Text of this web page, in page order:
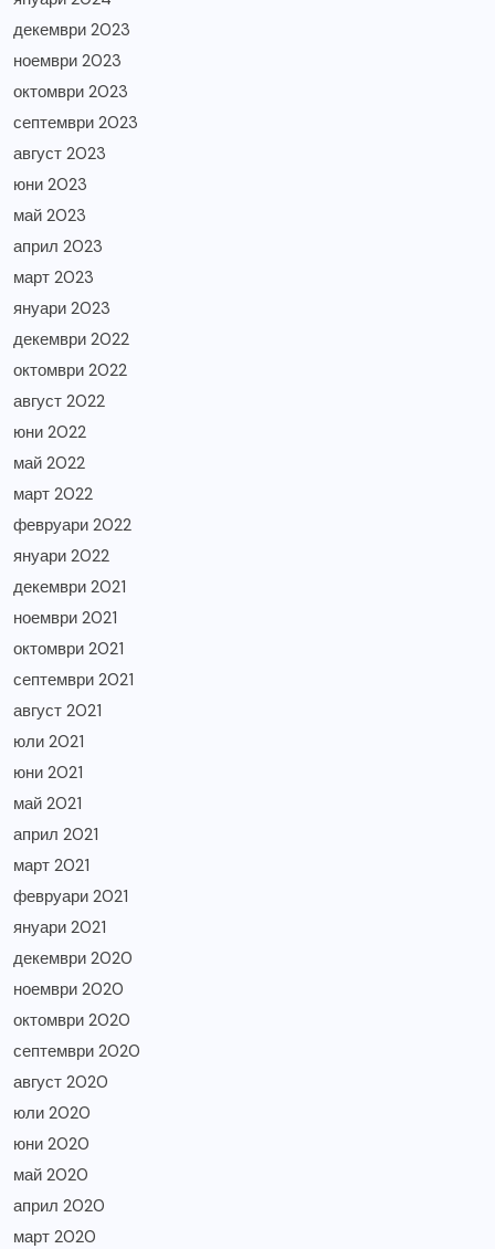
декември 2023
ноември 2023
октомври 2023
септември 2023
август 2023
юни 2023
май 2023
април 2023
март 2023
януари 2023
декември 2022
октомври 2022
август 2022
юни 2022
май 2022
март 2022
февруари 2022
януари 2022
декември 2021
ноември 2021
октомври 2021
септември 2021
август 2021
юли 2021
юни 2021
май 2021
април 2021
март 2021
февруари 2021
януари 2021
декември 2020
ноември 2020
октомври 2020
септември 2020
август 2020
юли 2020
юни 2020
май 2020
април 2020
март 2020